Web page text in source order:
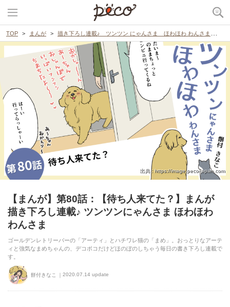
TOP まんが 描き下ろし連載♪ ツンツン にゃんさま ほわほわ わんさま
出典 : https://image.peco-japan.com
【まんが】第80話：【待ち人来てた？】まんが
描き下ろし連載♪ ツンツンにゃんさま ほわほわ
わんさま
ゴールデンレトリーバーの「アーティ」とハチワレ猫の「まめ」。おっとりなアーテ
ィと強気なまめちゃんの、デコボコだけどほのぼのしちゃう毎日の書き下ろし連載で
す。
餅付きなこ 2020.07.14 update